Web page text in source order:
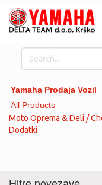
Yamaha Prodaja Vozil
All Products
Moto Oprema & Deli /
Dodatki